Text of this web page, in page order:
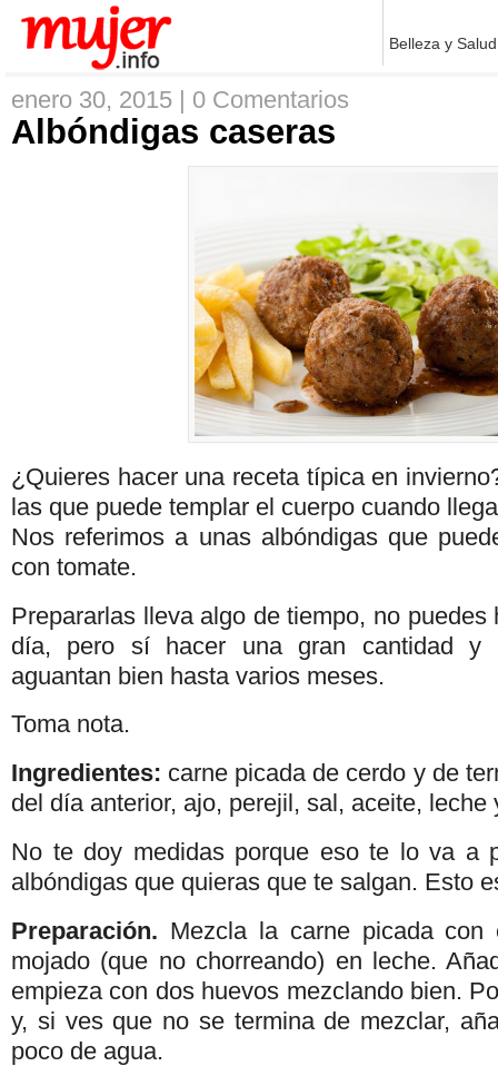
Belleza y Salud
enero 30, 2015 | 0 Comentarios
Albóndigas caseras
¿Quieres hacer una receta típica en
las que puede templar el cuerpo cuando
Nos referimos a unas albóndigas que
con tomate.
Prepararlas lleva algo de tiempo, no puedes
día, pero sí hacer una gran cantidad y
aguantan bien hasta varios meses.
Toma nota.
Ingredientes: carne picada de cerdo y de
del día anterior, ajo, perejil, sal, aceite, leche
No te doy medidas porque eso te lo va a
albóndigas que quieras que te salgan. Esto
Preparación. Mezcla la carne picada con
mojado (que no chorreando) en leche.
empieza con dos huevos mezclando bien.
y, si ves que no se termina de mezclar,
poco de agua.